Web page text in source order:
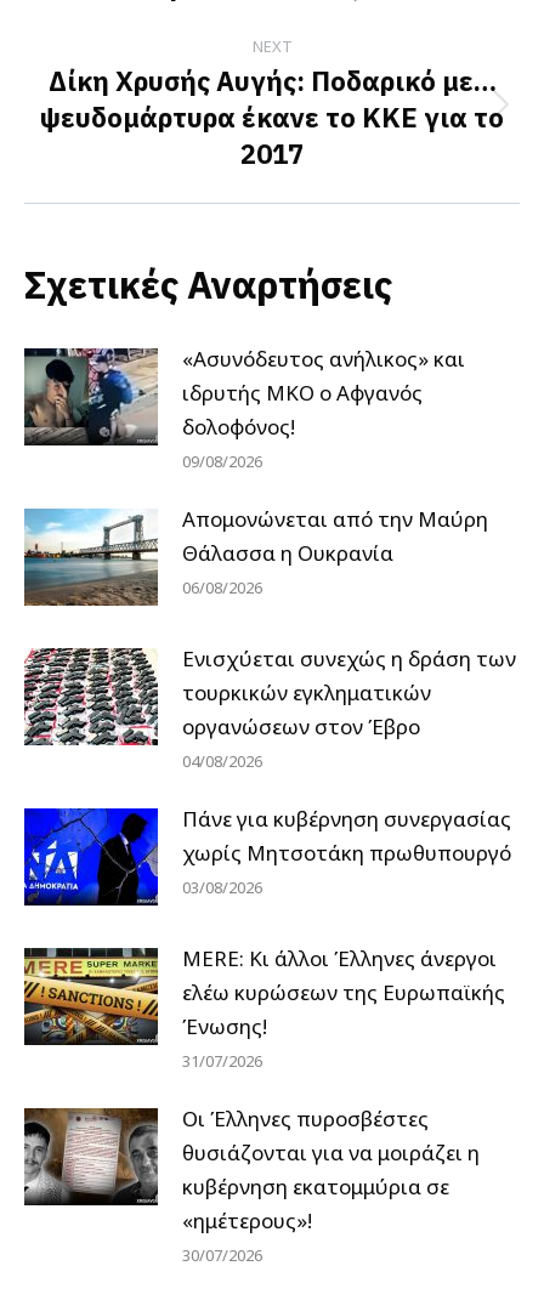
NEXT
Next
post:
Δίκη Χρυσής Αυγής: Ποδαρικό με…
ψευδομάρτυρα έκανε το ΚΚΕ για το
2017
Σχετικές Αναρτήσεις
«Ασυνόδευτος ανήλικος» και
ιδρυτής ΜΚΟ ο Αφγανός
δολοφόνος!
09/08/2026
Απομονώνεται από την Μαύρη
Θάλασσα η Ουκρανία
06/08/2026
Ενισχύεται συνεχώς η δράση των
τουρκικών εγκληματικών
οργανώσεων στον Έβρο
04/08/2026
Πάνε για κυβέρνηση συνεργασίας
χωρίς Μητσοτάκη πρωθυπουργό
03/08/2026
MERE: Κι άλλοι Έλληνες άνεργοι
ελέω κυρώσεων της Ευρωπαϊκής
Ένωσης!
31/07/2026
Οι Έλληνες πυροσβέστες
θυσιάζονται για να μοιράζει η
κυβέρνηση εκατομμύρια σε
«ημέτερους»!
30/07/2026